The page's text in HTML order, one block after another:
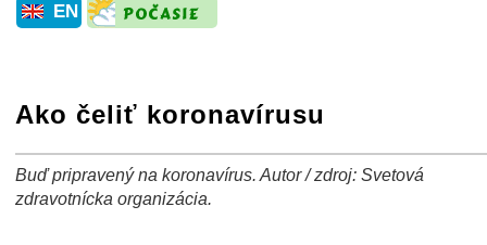
EN
Ako čeliť koronavírusu
+ − ⛶
Buď pripravený na koronavírus. Autor / zdroj: Svetová
zdravotnícka organizácia.